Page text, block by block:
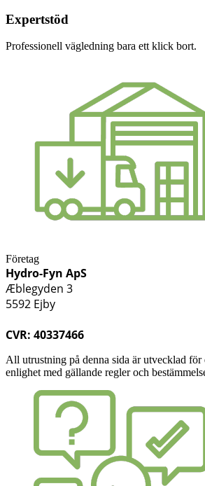
Expertstöd
Professionell vägledning bara ett klick bort.
Företag
Hydro-Fyn ApS
Æblegyden 3
5592 Ejby
CVR: 40337466
All utrustning på denna sida är utvecklad
enlighet med gällande regler och